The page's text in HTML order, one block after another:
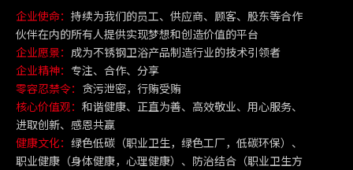
企业使命： 持续为我们的员工、供应商、顾客、股东等合作
伙伴在内的所有人提供实现梦想和创造价值的平台
企业愿景： 成为不锈钢卫浴产品制造行业的技术引领者
企业精神： 专注、合作、分享
零容忍禁令： 贪污泄密，行贿受贿
核心价值观： 和谐健康、正直为善、高效敬业、用心服务、
进取创新、感恩共赢
健康文化： 绿色低碳（职业卫生，绿色工厂，低碳环保）、
职业健康（身体健康，心理健康）、防治结合（职业卫生方